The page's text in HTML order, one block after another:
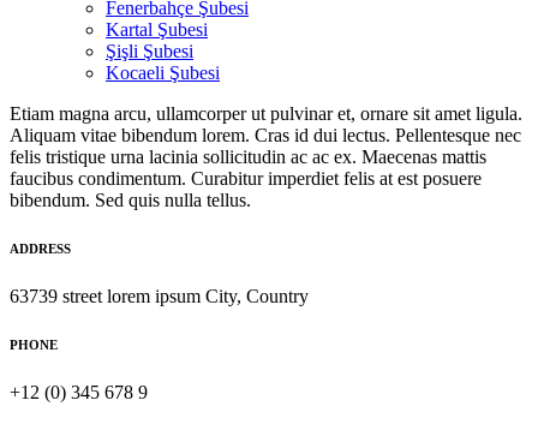
Fenerbahçe Şubesi
Kartal Şubesi
Şişli Şubesi
Kocaeli Şubesi
Etiam magna arcu, ullamcorper ut pulvinar et, ornare sit amet ligula.
Aliquam vitae bibendum lorem. Cras id dui lectus. Pellentesque nec
felis tristique urna lacinia sollicitudin ac ac ex. Maecenas mattis
faucibus condimentum. Curabitur imperdiet felis at est posuere
bibendum. Sed quis nulla tellus.
ADDRESS
63739 street lorem ipsum City, Country
PHONE
+12 (0) 345 678 9